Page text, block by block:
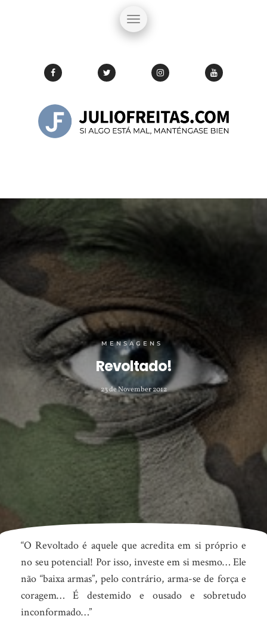
MENSAGENS
Revoltado!
23 de November 2012
Revoltado!
“O Revoltado é aquele que acredita em si próprio e
no seu potencial! Por isso, investe em si mesmo… Ele
não “baixa armas”, pelo contrário, arma-se de força e
coragem… É destemido e ousado e sobretudo
inconformado…”